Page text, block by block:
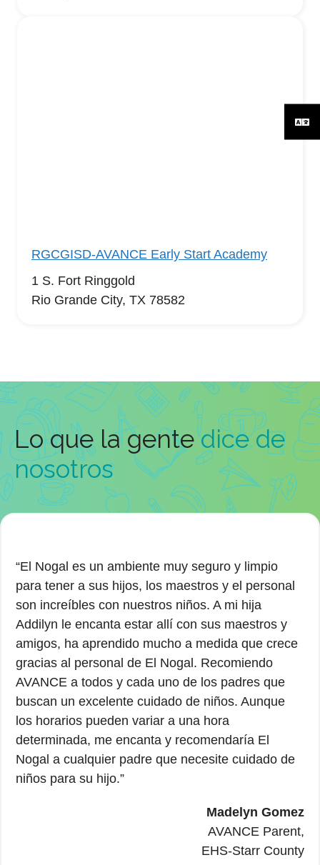
RGCGISD-AVANCE Early Start Academy
1 S. Fort Ringgold
Rio Grande City, TX 78582
Lo que la gentedice de
nosotros
“El Nogal es un ambiente muy seguro y limpio
para tener a sus hijos, los maestros y el personal
son increíbles con nuestros niños. A mi hija
Addilyn le encanta estar allí con sus maestros y
amigos, ha aprendido mucho a medida que crece
gracias al personal de El Nogal. Recomiendo
AVANCE a todos y cada uno de los padres que
buscan un excelente cuidado de niños. Aunque
los horarios pueden variar a una hora
determinada, me encanta y recomendaría El
Nogal a cualquier padre que necesite cuidado de
niños para su hijo.”
Madelyn Gomez
AVANCE Parent,
EHS-Starr County